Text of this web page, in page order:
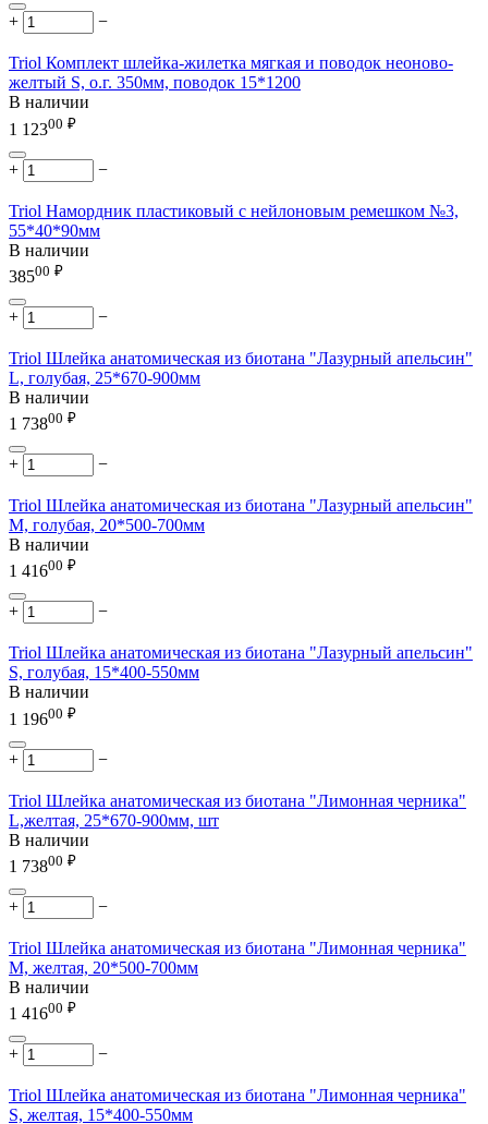
+ −
Triol Комплект шлейка-жилетка мягкая и поводок неоново-
желтый S, о.г. 350мм, поводок 15*1200
В наличии
1 12300 ₽
+ −
Triol Намордник пластиковый с нейлоновым ремешком №3,
55*40*90мм
В наличии
38500 ₽
+ −
Triol Шлейка анатомическая из биотана "Лазурный апельсин"
L, голубая, 25*670-900мм
В наличии
1 73800 ₽
+ −
Triol Шлейка анатомическая из биотана "Лазурный апельсин"
M, голубая, 20*500-700мм
В наличии
1 41600 ₽
+ −
Triol Шлейка анатомическая из биотана "Лазурный апельсин"
S, голубая, 15*400-550мм
В наличии
1 19600 ₽
+ −
Triol Шлейка анатомическая из биотана "Лимонная черника"
L,желтая, 25*670-900мм, шт
В наличии
1 73800 ₽
+ −
Triol Шлейка анатомическая из биотана "Лимонная черника"
M, желтая, 20*500-700мм
В наличии
1 41600 ₽
+ −
Triol Шлейка анатомическая из биотана "Лимонная черника"
S, желтая, 15*400-550мм